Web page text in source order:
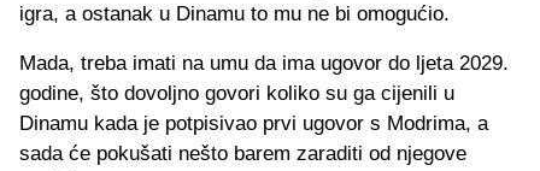
igra, a ostanak u Dinamu to mu ne bi omogućio.
Mada, treba imati na umu da ima ugovor do ljeta 2029.
godine, što dovoljno govori koliko su ga cijenili u
Dinamu kada je potpisivao prvi ugovor s Modrima, a
sada će pokušati nešto barem zaraditi od njegove